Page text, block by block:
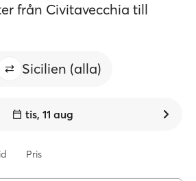
från Civitavecchia till
Sicilien (alla)
tis, 11 aug
Pris